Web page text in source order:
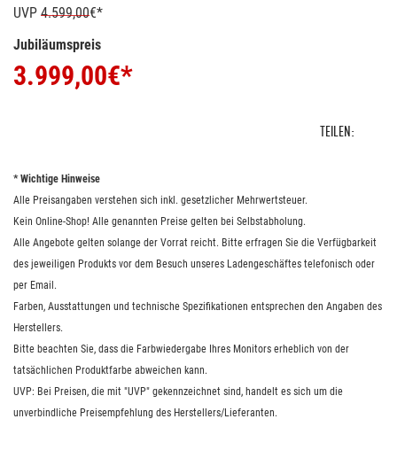
UVP 4.599,00€*
Jubiläumspreis
3.999,00€*
TEILEN:
* Wichtige Hinweise
Alle Preisangaben verstehen sich inkl. gesetzlicher Mehrwertsteuer.
Kein Online-Shop! Alle genannten Preise gelten bei Selbstabholung.
Alle Angebote gelten solange der Vorrat reicht. Bitte erfragen Sie die Verfügbarkeit
des jeweiligen Produkts vor dem Besuch unseres Ladengeschäftes telefonisch oder
per Email.
Farben, Ausstattungen und technische Spezifikationen entsprechen den Angaben des
Herstellers.
Bitte beachten Sie, dass die Farbwiedergabe Ihres Monitors erheblich von der
tatsächlichen Produktfarbe abweichen kann.
UVP: Bei Preisen, die mit "UVP" gekennzeichnet sind, handelt es sich um die
unverbindliche Preisempfehlung des Herstellers/Lieferanten.